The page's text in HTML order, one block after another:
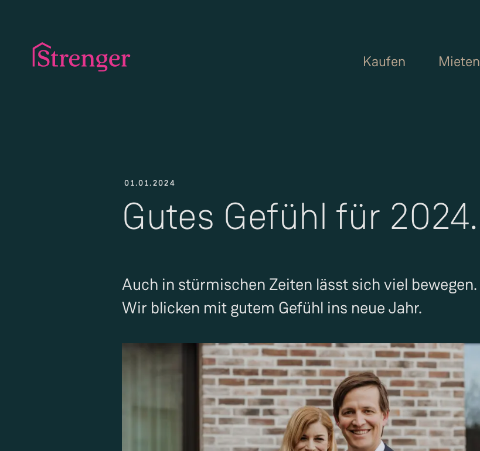
Kaufen Mieten
01.01.2024
Gutes Gefühl für 2024.
Auch in stürmischen Zeiten lässt sich viel bewegen.
Wir blicken mit gutem Gefühl ins neue Jahr.